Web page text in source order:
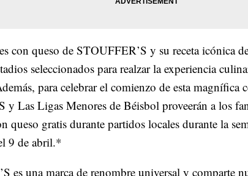
con queso de STOUFFER’S y su receta icónica
seleccionados para realzar la experiencia
para celebrar el comienzo de esta magnífica
y Las Ligas Menores de Béisbol proveerán a los
queso gratis durante partidos locales durante la
9 de abril.*
es una marca de renombre universal y comparte